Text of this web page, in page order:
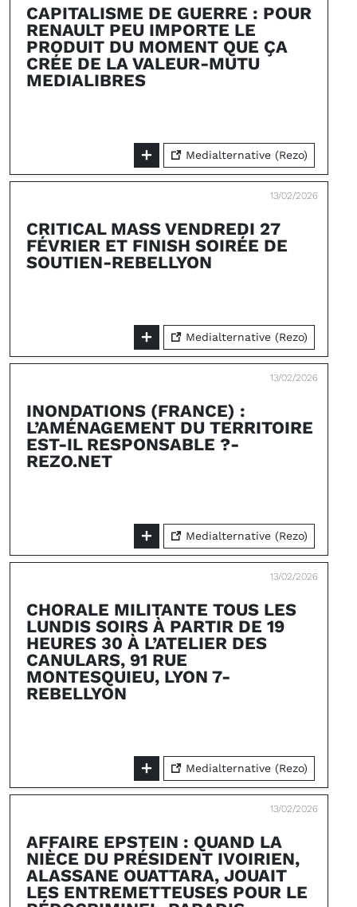
CAPITALISME DE GUERRE : POUR
RENAULT PEU IMPORTE LE
PRODUIT DU MOMENT QUE ÇA
CRÉE DE LA VALEUR-MUTU
MEDIALIBRES
Medialternative (Rezo)
13/02/2026
CRITICAL MASS VENDREDI 27
FÉVRIER ET FINISH SOIRÉE DE
SOUTIEN-REBELLYON
Medialternative (Rezo)
13/02/2026
INONDATIONS (FRANCE) :
L’AMÉNAGEMENT DU TERRITOIRE
EST-IL RESPONSABLE ?-
REZO.NET
Medialternative (Rezo)
13/02/2026
CHORALE MILITANTE TOUS LES
LUNDIS SOIRS À PARTIR DE 19
HEURES 30 À L’ATELIER DES
CANULARS, 91 RUE
MONTESQUIEU, LYON 7-
REBELLYON
Medialternative (Rezo)
13/02/2026
AFFAIRE EPSTEIN : QUAND LA
NIÈCE DU PRÉSIDENT IVOIRIEN,
ALASSANE OUATTARA, JOUAIT
LES ENTREMETTEUSES POUR LE